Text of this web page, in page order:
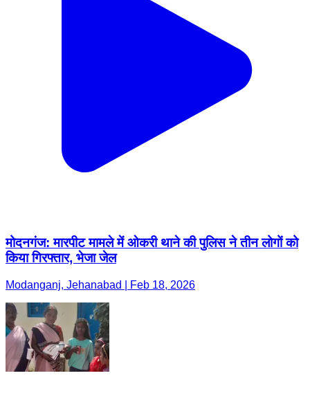
मोदनगंज: मारपीट मामले में ओकरी थाने की पुलिस ने तीन लोगों को
किया गिरफ्तार, भेजा जेल
Modanganj, Jehanabad | Feb 18, 2026